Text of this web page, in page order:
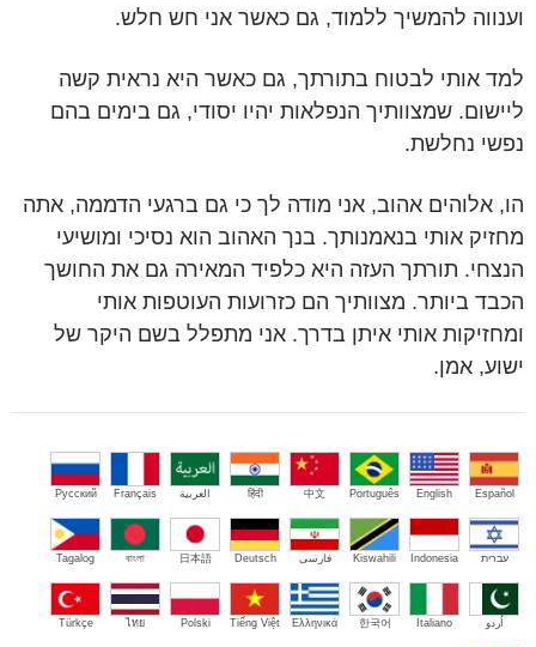
וענווה להמשיך ללמוד, גם כאשר אני חש חלש.
למד אותי לבטוח בתורתך, גם כאשר היא נראית קשה
ליישום. שמצוותיך הנפלאות יהיו יסודי, גם בימים בהם
נפשי נחלשת.
הו, אלוהים אהוב, אני מודה לך כי גם ברגעי הדממה, אתה
מחזיק אותי בנאמנותך. בנך האהוב הוא נסיכי ומושיעי
הנצחי. תורתך העזה היא כלפיד המאירה גם את החושך
הכבד ביותר. מצוותיך הם כזרועות העוטפות אותי
ומחזיקות אותי איתן בדרך. אני מתפלל בשם היקר של
ישוע, אמן.
Español
English
Português
中文
हिंदी العربية Français
Русский
עברית Indonesia
Kiswahili فارسی Deutsch
日本語
বাংলা
Tagalog
اُردو Italiano
한국어
Ελληνικά
Tiếng Việt
Polski
ไทย
Türkçe